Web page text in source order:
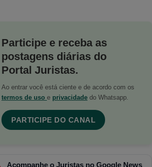
Participe e receba as
postagens diárias do
Portal Juristas.
Ao entrar você está ciente e de acordo com os
termos de uso e privacidade do Whatsapp.
PARTICIPE DO CANAL
Acompanhe o Juristas no Google News